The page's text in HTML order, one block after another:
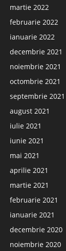
martie 2022
februarie 2022
ianuarie 2022
decembrie 2021
noiembrie 2021
octombrie 2021
septembrie 2021
august 2021
iulie 2021
iunie 2021
mai 2021
aprilie 2021
martie 2021
februarie 2021
ianuarie 2021
decembrie 2020
noiembrie 2020